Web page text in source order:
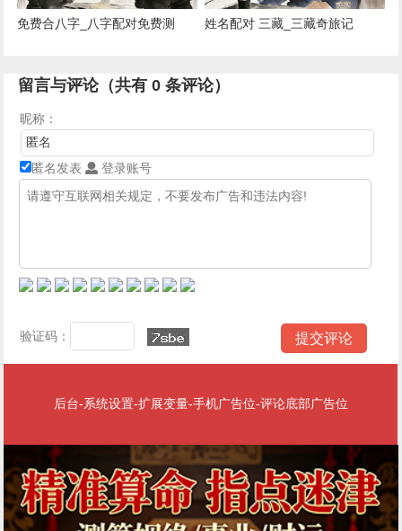
免费合八字_八字配对免费测 姓名配对 三藏_三藏奇旅记
留言与评论（共有0 条评论）
昵称：
匿名发表 登录账号
验证码：
后台-系统设置-扩展变量-手机广告位-评论底部广告位